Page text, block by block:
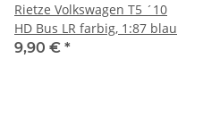
Rietze Volkswagen T5 ´10
HD Bus LR farbig, 1:87 blau
9,90 € *